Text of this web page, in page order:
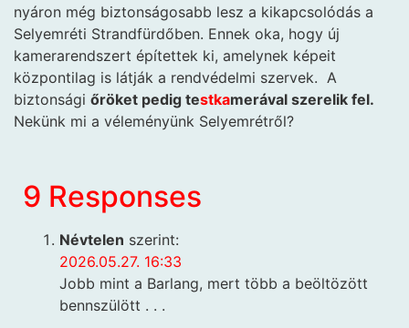
nyáron még biztonságosabb lesz a kikapcsolódás a
Selyemréti Strandfürdőben. Ennek oka, hogy új
kamerarendszert építettek ki, amelynek képeit
központilag is látják a rendvédelmi szervek. A
biztonsági őröket pedig testkamerával szerelik fel.
Nekünk mi a véleményünk Selyemrétről?
9 Responses
Névtelen szerint:
2026.05.27. 16:33
Jobb mint a Barlang, mert több a beöltözött
bennszülött . . .